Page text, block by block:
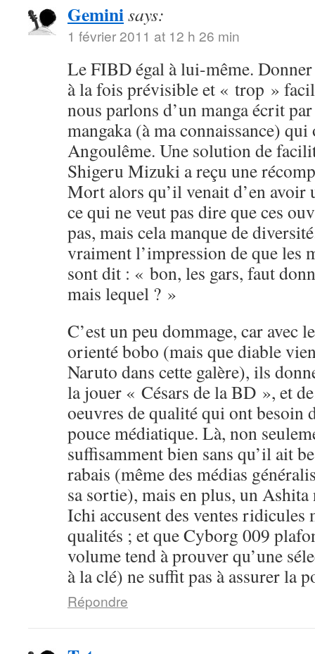
Geminisays:
1 février 2011 at 12 h 26 min
Le FIBD égal à lui-même.
à la fois prévisible et « trop »
nous parlons d’un manga écrit
mangaka (à ma connaissance)
Angoulême. Une solution de
Shigeru Mizuki a reçu une
Mort alors qu’il venait d’en avoir
ce qui ne veut pas dire que ces
pas, mais cela manque de
vraiment l’impression de que les
sont dit : « bon, les gars, faut
mais lequel ? »
C’est un peu dommage, car avec
orienté bobo (mais que diable
Naruto dans cette galère), ils
la jouer « Césars de la BD », et
oeuvres de qualité qui ont besoin
pouce médiatique. Là, non
suffisamment bien sans qu’il ait
rabais (même des médias
sa sortie), mais en plus, un
Ichi accusent des ventes ridicules
qualités ; et que Cyborg 009
volume tend à prouver qu’une
à la clé) ne suffit pas à assurer la
Répondre